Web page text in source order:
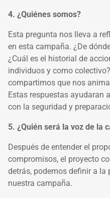
4. ¿Quiénes somos?
Esta pregunta nos lleva a
en esta campaña. ¿De
¿Cuál es el historial de
individuos y como
compartimos que nos
Estas respuestas ayudaran
con la seguridad y
5. ¿Quién será la voz de la
Después de entender el
compromisos, el proyecto
detrás, podemos definir a la
nuestra campaña.